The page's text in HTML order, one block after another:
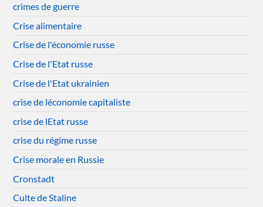
crimes de guerre
Crise alimentaire
Crise de l'économie russe
Crise de l'Etat russe
Crise de l'Etat ukrainien
crise de léconomie capitaliste
crise de lEtat russe
crise du régime russe
Crise morale en Russie
Cronstadt
Culte de Staline